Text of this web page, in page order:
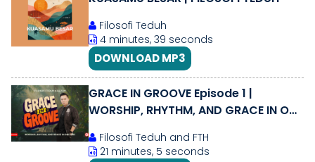
Filosofi Teduh
4 minutes, 39 seconds
DOWNLOAD MP3
GRACE IN GROOVE Episode 1 |
WORSHIP, RHYTHM, AND GRACE IN ONE
Filosofi Teduh and FTH
21 minutes, 5 seconds